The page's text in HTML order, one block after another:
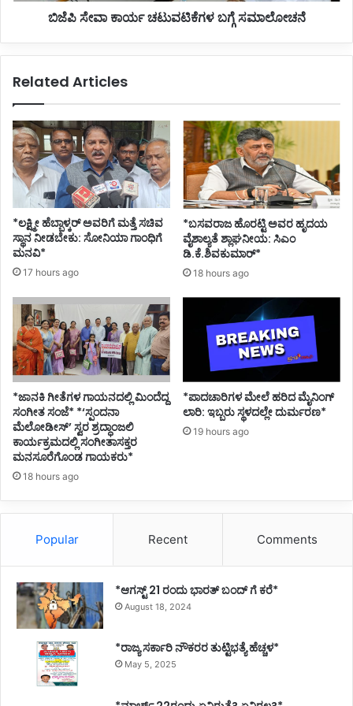
ಕ
ಕ
ಟ
ಗ
ಗ್
ಗೆ
ಸ
ಮಾ
ಲೋ
ಬಿಜೆಪಿ ಸೇವಾ ಕಾರ್ಯ ಚಟುವಟಿಕೆಗಳ ಬಗ್ಗೆ ಸಮಾಲೋಚನೆ
Related Articles
*ಲಕ್ಷ್ಮೀ ಹೆಬ್ಬಾಳ್ಕರ್ ಅವರಿಗೆ ಮತ್ತೆ ಸಚಿವ
ಸ್ಥಾನ ನೀಡಬೇಕು: ಸೋನಿಯಾ ಗಾಂಧಿಗೆ
ಮನವಿ*
17 hours ago
*ಬಸವರಾಜ ಹೊರಟ್ಟಿ ಅವರ ಹೃದಯ
ವೈಶಾಲ್ಯತೆ ಶ್ಲಾಘನೀಯ: ಸಿಎಂ
ಡಿ.ಕೆ.ಶಿವಕುಮಾರ್*
18 hours ago
*ಜಾನಕಿ ಗೀತೆಗಳ ಗಾಯನದಲ್ಲಿ ಮಿಂದೆದ್ದ
ಸಂಗೀತ ಸಂಜೆ* *‘ಸ್ಪಂದನಾ
ಮೆಲೋಡೀಸ್’ ಸ್ವರ ಶ್ರದ್ಧಾಂಜಲಿ
ಕಾರ್ಯಕ್ರಮದಲ್ಲಿ ಸಂಗೀತಾಸಕ್ತರ
ಮನಸೂರೆಗೊಂಡ ಗಾಯಕರು*
18 hours ago
*ಪಾದಚಾರಿಗಳ ಮೇಲೆ ಹರಿದ ಮೈನಿಂಗ್
ಲಾರಿ: ಇಬ್ಬರು ಸ್ಥಳದಲ್ಲೇ ದುರ್ಮರಣ*
19 hours ago
Popular Recent Comments
*ಆಗಸ್ಟ್ 21 ರಂದು ಭಾರತ್‌ ಬಂದ್‌ ಗೆ ಕರೆ*
August 18, 2024
*ರಾಜ್ಯ ಸರ್ಕಾರಿ ನೌಕರರ ತುಟ್ಟಿಭತ್ಯೆ ಹೆಚ್ಚಳ*
May 5, 2025